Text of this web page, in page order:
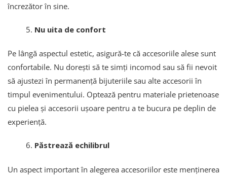
încrezător în sine.
Nu uita de confort
Pe lângă aspectul estetic, asigură-te că accesoriile alese sunt
confortabile. Nu dorești să te simți incomod sau să fii nevoit
să ajustezi în permanență bijuteriile sau alte accesorii în
timpul evenimentului. Optează pentru materiale prietenoase
cu pielea și accesorii ușoare pentru a te bucura pe deplin de
experiență.
Păstrează echilibrul
Un aspect important în alegerea accesoriilor este menținerea